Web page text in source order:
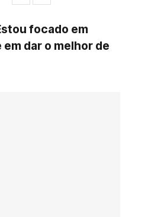
focado em
dar o melhor de